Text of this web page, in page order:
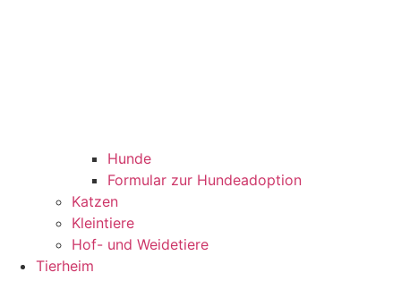
Hunde
Formular zur Hundeadoption
Katzen
Kleintiere
Hof- und Weidetiere
Tierheim